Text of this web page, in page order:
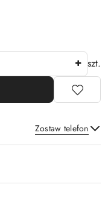
szt.
Zostaw telefon